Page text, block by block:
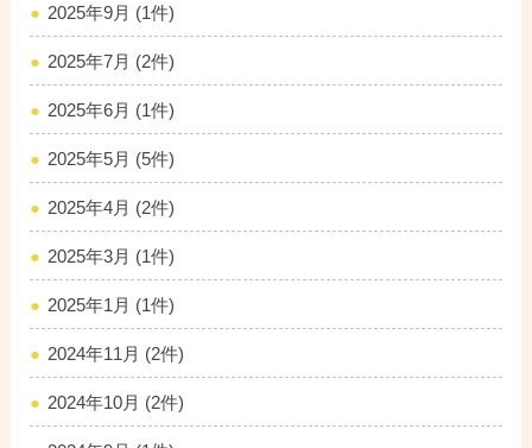
2025年9月 (1件)
2025年7月 (2件)
2025年6月 (1件)
2025年5月 (5件)
2025年4月 (2件)
2025年3月 (1件)
2025年1月 (1件)
2024年11月 (2件)
2024年10月 (2件)